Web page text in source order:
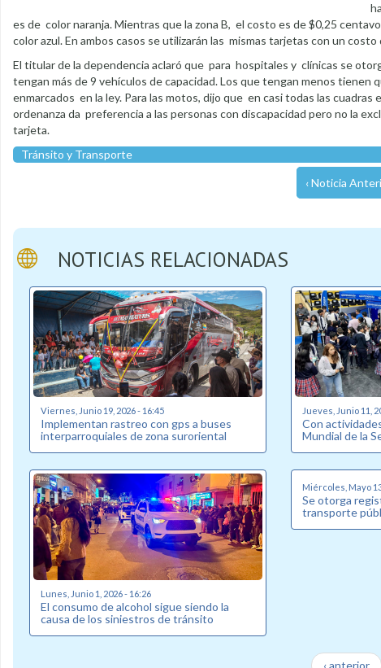
es de color naranja. Mientras que la zona B, el costo es de $0,25
color azul. En ambos casos se utilizarán las mismas tarjetas con un
El titular de la dependencia aclaró que para hospitales y clínicas se
tengan más de 9 vehículos de capacidad. Los que tengan menos tienen
enmarcados en la ley. Para las motos, dijo que en casi todas las
ordenanza da preferencia a las personas con discapacidad pero no la
tarjeta.
Tránsito y Transporte
‹ Noticia
NOTICIAS RELACIONADAS
Viernes, Junio 19, 2026 - 16:45
Implementan rastreo con gps a buses
interparroquiales de zona suroriental
Jueves, Junio 11,
Con
Mundial de la
Lunes, Junio 1, 2026 - 16:26
El consumo de alcohol sigue siendo la
causa de los siniestros de tránsito
Miércoles, Mayo
Se otorga
transporte
‹ anterior